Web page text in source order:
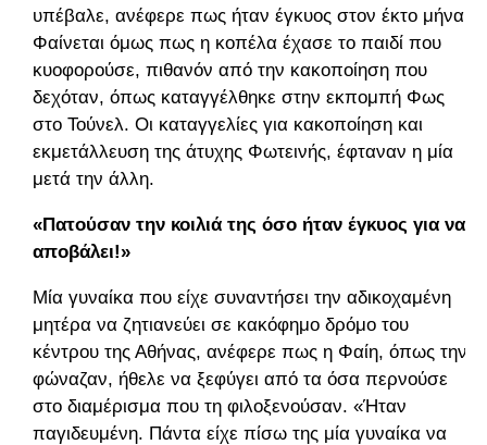
υπέβαλε, ανέφερε πως ήταν έγκυος στον έκτο μήνα.
Φαίνεται όμως πως η κοπέλα έχασε το παιδί που
κυοφορούσε, πιθανόν από την κακοποίηση που
δεχόταν, όπως καταγγέλθηκε στην εκπομπή Φως
στο Τούνελ. Οι καταγγελίες για κακοποίηση και
εκμετάλλευση της άτυχης Φωτεινής, έφταναν η μία
μετά την άλλη.
«Πατούσαν την κοιλιά της όσο ήταν έγκυος για να
αποβάλει!»
Μία γυναίκα που είχε συναντήσει την αδικοχαμένη
μητέρα να ζητιανεύει σε κακόφημο δρόμο του
κέντρου της Αθήνας, ανέφερε πως η Φαίη, όπως την
φώναζαν, ήθελε να ξεφύγει από τα όσα περνούσε
στο διαμέρισμα που τη φιλοξενούσαν. «Ήταν
παγιδευμένη. Πάντα είχε πίσω της μία γυναίκα να